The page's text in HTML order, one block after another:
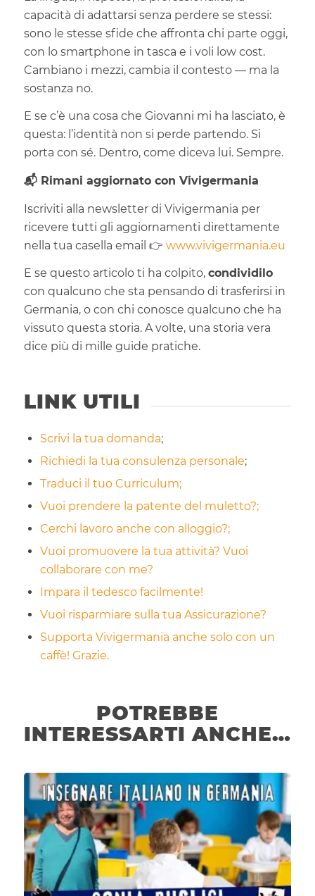
capacità di adattarsi senza perdere se stessi:
sono le stesse sfide che affronta chi parte oggi,
con lo smartphone in tasca e i voli low cost.
Cambiano i mezzi, cambia il contesto — ma la
sostanza no.
E se c’è una cosa che Giovanni mi ha lasciato, è
questa: l’identità non si perde partendo. Si
porta con sé. Dentro, come diceva lui. Sempre.
📬 Rimani aggiornato con Vivigermania
Iscriviti alla newsletter di Vivigermania per
ricevere tutti gli aggiornamenti direttamente
nella tua casella email 👉 www.vivigermania.eu
E se questo articolo ti ha colpito, condividilo
con qualcuno che sta pensando di trasferirsi in
Germania, o con chi conosce qualcuno che ha
vissuto questa storia. A volte, una storia vera
dice più di mille guide pratiche.
LINK UTILI
Scrivi la tua domanda;
Richiedi la tua consulenza personale;
Traduci il tuo Curriculum;
Vuoi prendere la patente del muletto?;
Cerchi lavoro anche con alloggio?;
Vuoi promuovere la tua attività? Vuoi
collaborare con me?
Impara il tedesco facilmente!
Vuoi risparmiare sulla tua Assicurazione?
Supporta Vivigermania anche solo con un
caffè! Grazie.
POTREBBE
INTERESSARTI ANCHE…